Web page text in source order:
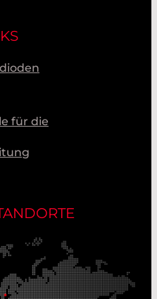
für die